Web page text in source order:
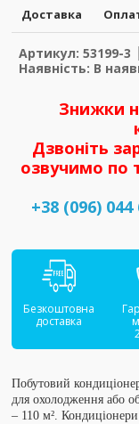
Доставка
Артикул: 53199-3
Наявність: В
Знижки
Дзвоніть
озвучимо по
+38 (096) 044
Безкоштовна
доставка
Побутовий
для охолодження або
– 110 м².